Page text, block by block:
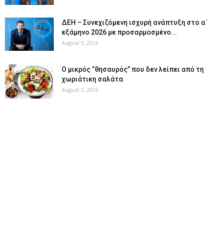
ΔΕΗ – Συνεχιζόμενη ισχυρή ανάπτυξη στο α΄
εξάμηνο 2026 με προσαρμοσμένο...
August 5, 2026
O μικρός “θησαυρός” που δεν λείπει από τη
χωριάτικη σαλάτα
August 5, 2026